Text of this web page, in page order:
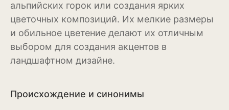
Кипарисовик
Клен
Лиственница
Можжевельник
Пихта
альпийских горок или создания ярких
цветочных композиций. Их мелкие размеры
и обильное цветение делают их отличным
выбором для создания акцентов в
ландшафтном дизайне.
Происхождение и синонимы